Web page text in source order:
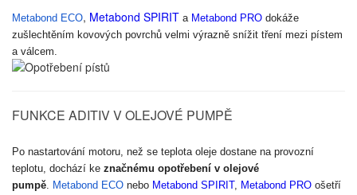
Metabond ECO, Metabond SPIRIT a Metabond PRO dokáže
zušlechtěním kovových povrchů velmi výrazně snížit tření mezi pístem
a válcem.
FUNKCE ADITIV V OLEJOVÉ PUMPĚ
Po nastartování motoru, než se teplota oleje dostane na provozní
teplotu, dochází ke značnému opotřebení v olejové
pumpě. Metabond ECO nebo Metabond SPIRIT, Metabond PRO ošetří